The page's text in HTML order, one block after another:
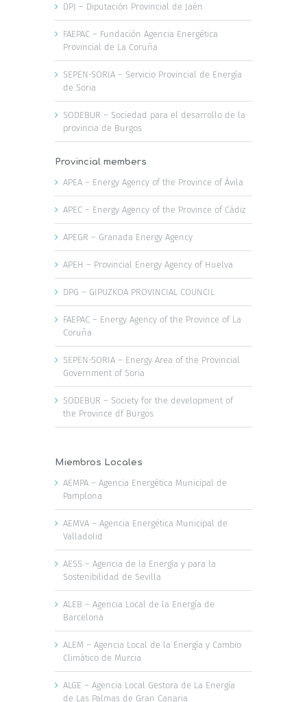
DPJ – Diputación Provincial de Jaén
FAEPAC – Fundación Agencia Energética
Provincial de La Coruña
SEPEN-SORIA – Servicio Provincial de Energía
de Soria
SODEBUR – Sociedad para el desarrollo de la
provincia de Burgos
Provincial members
APEA – Energy Agency of the Province of Ávila
APEC – Energy Agency of the Province of Cádiz
APEGR – Granada Energy Agency
APEH – Provincial Energy Agency of Huelva
DPG – GIPUZKOA PROVINCIAL COUNCIL
FAEPAC – Energy Agency of the Province of La
Coruña
SEPEN-SORIA – Energy Area of the Provincial
Government of Soria
SODEBUR – Society for the development of
the Province df Burgos
Miembros Locales
AEMPA – Agencia Energética Municipal de
Pamplona
AEMVA – Agencia Energética Municipal de
Valladolid
AESS – Agencia de la Energía y para la
Sostenibilidad de Sevilla
ALEB – Agencia Local de la Energía de
Barcelona
ALEM – Agencia Local de la Energía y Cambio
Climático de Murcia
ALGE – Agencia Local Gestora de La Energía
de Las Palmas de Gran Canaria